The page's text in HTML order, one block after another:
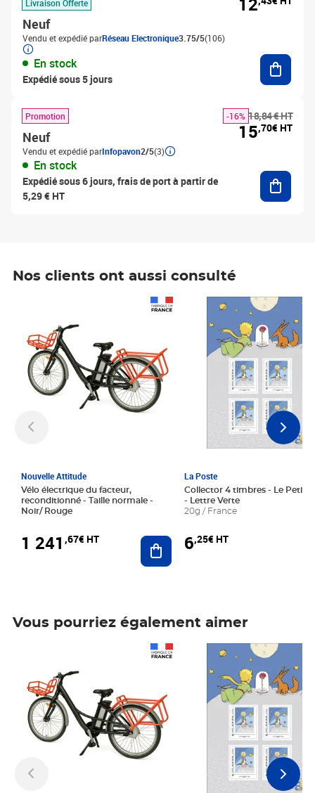
Livraison Offerte
Neuf
Vendu et expédié parRéseau Electronique3.75/5(106)
En stock
Expédié sous 5 jours
Promotion
Neuf
Vendu et expédié parInfopavon2/5(3)
En stock
Expédié sous 6 jours, frais de port à partir de
5,29 € HT
18,84 € HT
-16%
15,70€ HT
Nos clients ont aussi consulté
Nouvelle Attitude
Vélo électrique du facteur,
reconditionné - Taille normale -
Noir/ Rouge
1 241 ,67€ HT Ajouter au panier
La Poste
Collector 4 timbres - Le Petit
- Lettre Verte
20g / France
6,25€ HT
Prix 6,25€ HT
Vous pourriez également aimer
Prix 6,25€ HT